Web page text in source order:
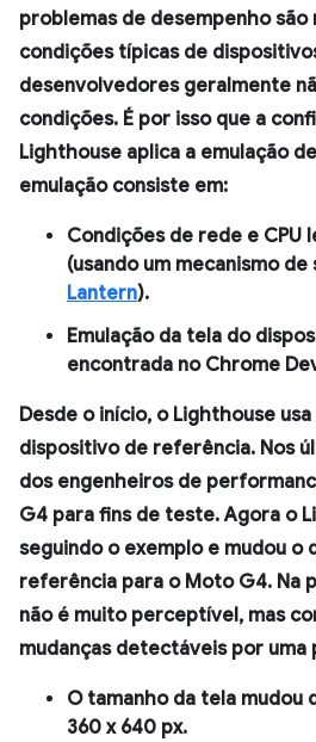
problemas de desempenho são
condições típicas de
desenvolvedores geralmente
condições. É por isso que a
Lighthouse aplica a emulação
emulação consiste em:
Condições de rede e CPU
(usando um mecanismo
Lantern).
Emulação da tela do
encontrada no Chrome
Desde o início, o Lighthouse usa
dispositivo de referência. Nos
dos engenheiros de
G4 para fins de teste. Agora o
seguindo o exemplo e mudou o
referência para o Moto G4. Na
não é muito perceptível, mas
mudanças detectáveis por uma
O tamanho da tela mudou
360 x 640 px.